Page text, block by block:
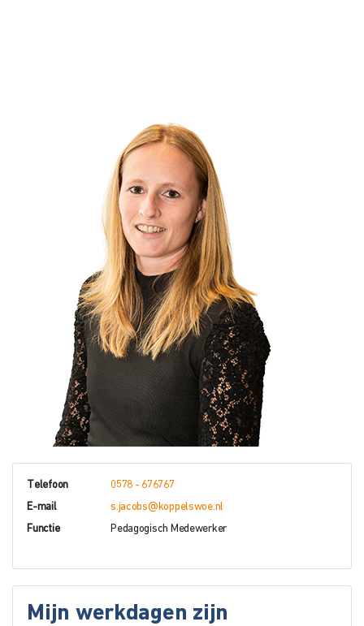
Telefoon 0578 - 676767
E-mail s.jacobs@koppelswoe.nl
Functie Pedagogisch Medewerker
Mijn werkdagen zijn